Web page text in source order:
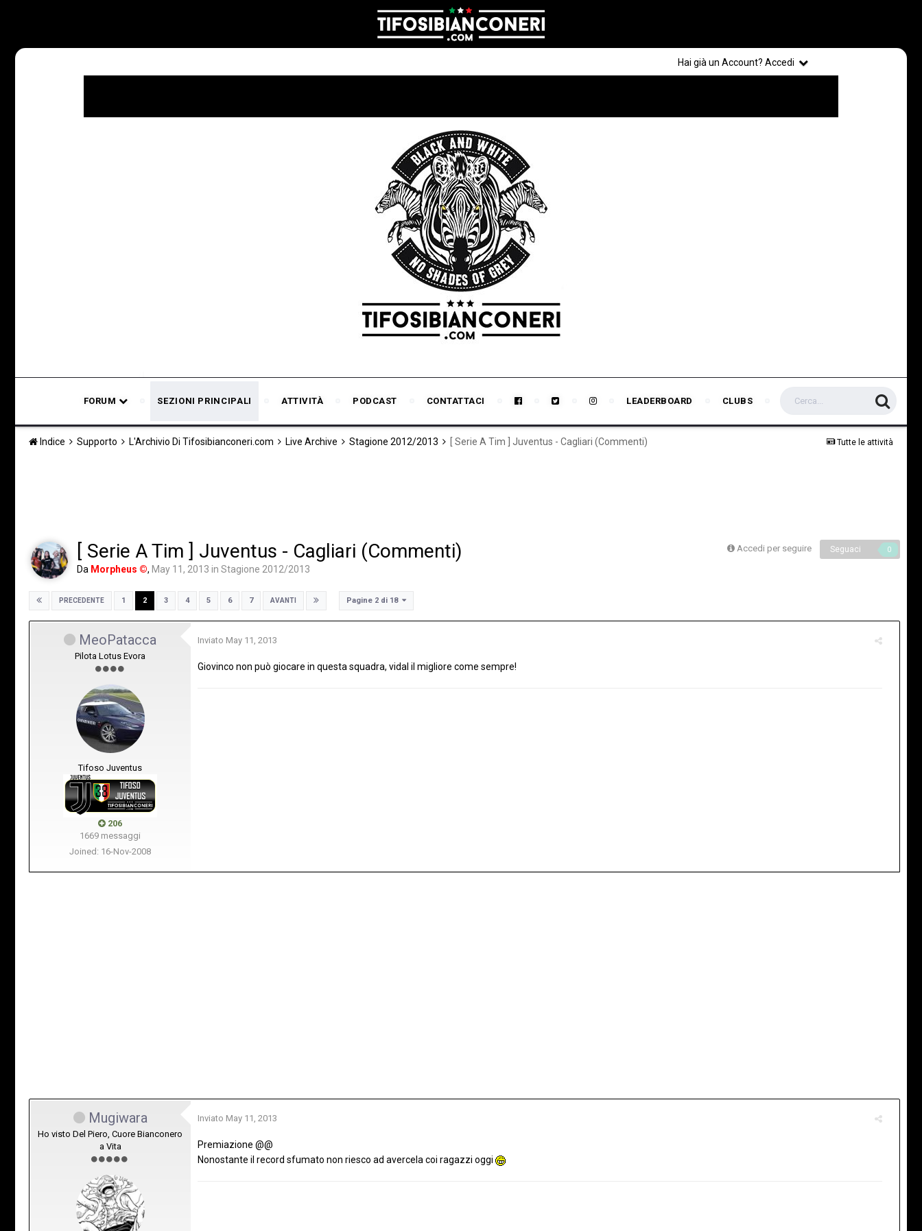
Hai già un Account? Accedi
FORUM SEZIONI PRINCIPALI ATTIVITÀ PODCAST CONTATTACI LEADERBOARD CLUBS
Tutte le attività
Indice Supporto L'Archivio Di Tifosibianconeri.com Live Archive Stagione 2012/2013 [ Serie A Tim ] Juventus - Cagliari (Commenti)
Accedi per seguire Seguaci 0
[ Serie A Tim ] Juventus - Cagliari (Commenti)
Da Morpheus ©, May 11, 2013 in Stagione 2012/2013
PRECEDENTE 1 2 3 4 5 6 7 AVANTI Pagine 2 di 18
MeoPatacca
Pilota Lotus Evora
Tifoso Juventus
206
1669 messaggi
Joined: 16-Nov-2008
Inviato May 11, 2013
Giovinco non può giocare in questa squadra, vidal il migliore come sempre!
Mugiwara
Ho visto Del Piero, Cuore Bianconero
a Vita
Inviato May 11, 2013
Premiazione @@
Nonostante il record sfumato non riesco ad avercela coi ragazzi oggi